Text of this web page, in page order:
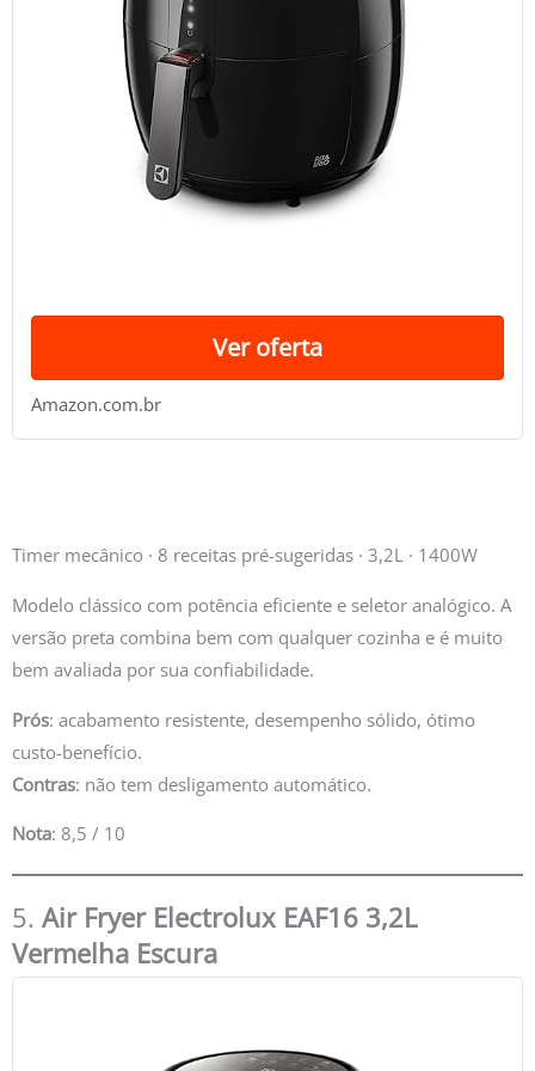
Ver oferta
Amazon.com.br
Timer mecânico · 8 receitas pré-sugeridas · 3,2L · 1400W
Modelo clássico com potência eficiente e seletor analógico. A
versão preta combina bem com qualquer cozinha e é muito
bem avaliada por sua confiabilidade.
Prós: acabamento resistente, desempenho sólido, ótimo
custo-benefício.
Contras: não tem desligamento automático.
Nota: 8,5 / 10
5. Air Fryer Electrolux EAF16 3,2L
Vermelha Escura